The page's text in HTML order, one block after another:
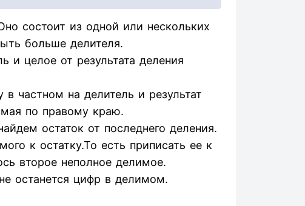
состоит из одной или нескольких
больше делителя.
и целое от результата деления
частном на делитель и результат
по правому краю.
остаток от последнего деления.
к остатку.То есть приписать ее к
второе неполное делимое.
останется цифр в делимом.